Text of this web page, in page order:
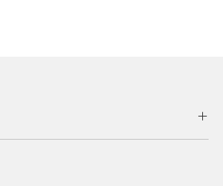
ぎ所要時間を追加する